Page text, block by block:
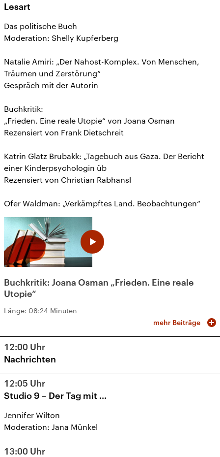
Lesart
Das politische Buch
Moderation: Shelly Kupferberg
Natalie Amiri: „Der Nahost-Komplex. Von Menschen,
Träumen und Zerstörung“
Gespräch mit der Autorin
Buchkritik:
„Frieden. Eine reale Utopie“ von Joana Osman
Rezensiert von Frank Dietschreit
Katrin Glatz Brubakk: „Tagebuch aus Gaza. Der Bericht
einer Kinderpsychologin üb
Rezensiert von Christian Rabhansl
Ofer Waldman: „Verkämpftes Land. Beobachtungen“
Buchkritik: Joana Osman „Frieden. Eine reale
Utopie“
Länge: 08:24 Minuten
mehr Beiträge
12:00 Uhr
Nachrichten
12:05 Uhr
Studio 9 – Der Tag mit ...
Jennifer Wilton
Moderation: Jana Münkel
13:00 Uhr